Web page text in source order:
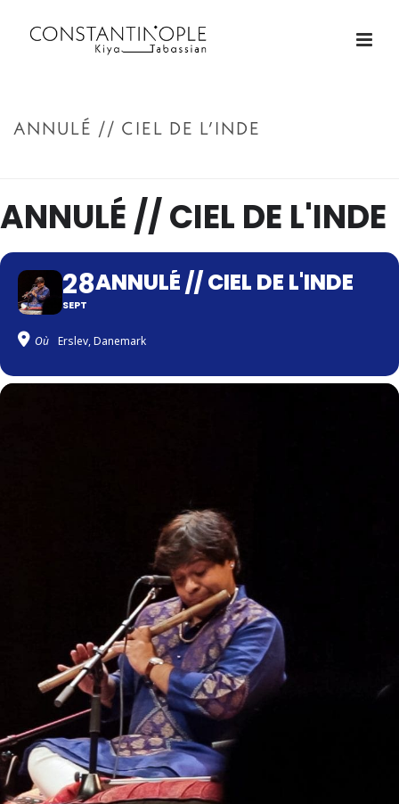
ANNULÉ // CIEL DE L’INDE
ANNULÉ // CIEL DE L'INDE
28
SEPT
ANNULÉ // CIEL DE L'INDE
Où Erslev, Danemark